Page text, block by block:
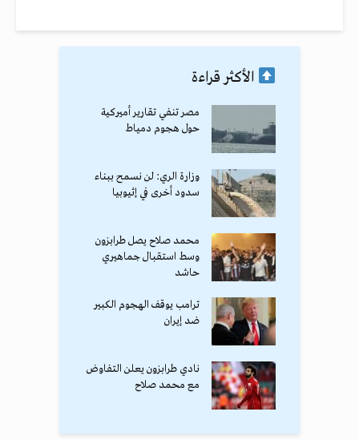
الأكثر قراءة
مصر تنفي تقارير أميركية
حول هجوم دمياط
وزارة الري: لن نسمح ببناء
سدود أخرى في إثيوبيا
محمد صلاح يصل طرابزون
وسط استقبال جماهيري
حاشد
ترامب يوقف الهجوم الكبير
ضد إيران
نادي طرابزون يعلن التفاوض
مع محمد صلاح